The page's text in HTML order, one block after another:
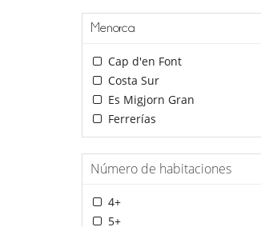
Menorca
Cap d'en Font
Costa Sur
Es Migjorn Gran
Ferrerías
Número de habitaciones
4+
5+